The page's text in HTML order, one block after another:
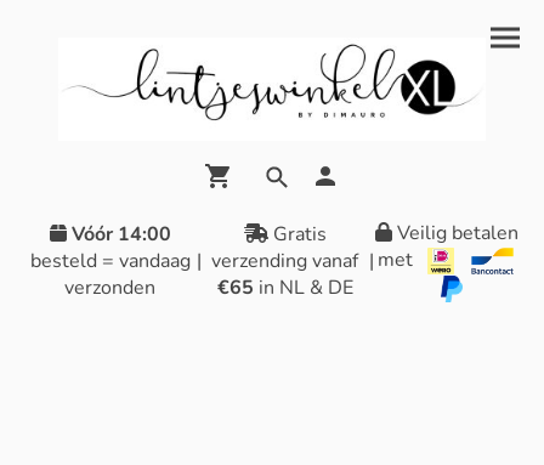
Vóór 14:00
besteld = vandaag
verzonden
|
Gratis
verzending vanaf
€65 in NL & DE
|
Veilig betalen
met